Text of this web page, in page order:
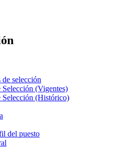
de selección
Selección (Vigentes)
Selección (Histórico)
del puesto